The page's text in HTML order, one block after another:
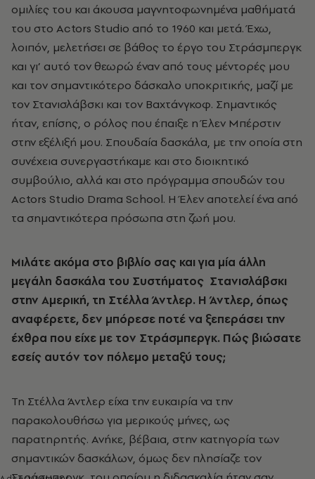
ομιλίες του και άκουσα μαγνητοφωνημένα μαθήματά
του στο Actors Studio από το 1960 και μετά. Έχω,
λοιπόν, μελετήσει σε βάθος το έργο του Στράσμπεργκ
και γι’ αυτό τον θεωρώ έναν από τους μέντορές μου
και τον σημαντικότερο δάσκαλο υποκριτικής, μαζί με
τον Στανισλάβσκι και τον Βαχτάνγκοφ. Σημαντικός
ήταν, επίσης, ο ρόλος που έπαιξε η Έλεν Μπέρστιν
στην εξέλιξή μου. Σπουδαία δασκάλα, με την οποία στη
συνέχεια συνεργαστήκαμε και στο διοικητικό
συμβούλιο, αλλά και στο πρόγραμμα σπουδών του
Actors Studio Drama School. Η Έλεν αποτελεί ένα από
τα σημαντικότερα πρόσωπα στη ζωή μου.
Μιλάτε ακόμα στο βιβλίο σας και για μία άλλη
μεγάλη δασκάλα του Συστήματος Στανισλάβσκι
στην Αμερική, τη Στέλλα Άντλερ. Η Άντλερ, όπως
αναφέρετε, δεν μπόρεσε ποτέ να ξεπεράσει την
έχθρα που είχε με τον Στράσμπεργκ. Πώς βιώσατε
εσείς αυτόν τον πόλεμο μεταξύ τους;
Τη Στέλλα Άντλερ είχα την ευκαιρία να την
παρακολουθήσω για μερικούς μήνες, ως
παρατηρητής. Ανήκε, βέβαια, στην κατηγορία των
σημαντικών δασκάλων, όμως δεν πλησίαζε τον